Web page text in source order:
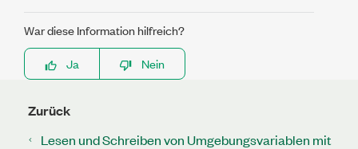
War diese Information hilfreich?
Ja
Nein
Zurück
Lesen und Schreiben von Umgebungsvariablen mit